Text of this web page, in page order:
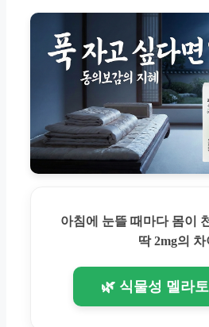
아침에 눈뜰 때마다 몸이
딱 2mg의 차
🌿 식물성 멜라토